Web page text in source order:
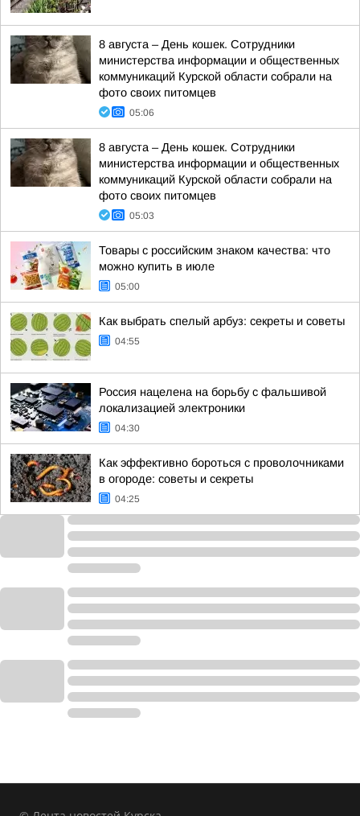
8 августа – День кошек. Сотрудники
министерства информации и общественных
коммуникаций Курской области собрали на
фото своих питомцев
05:06
8 августа – День кошек. Сотрудники
министерства информации и общественных
коммуникаций Курской области собрали на
фото своих питомцев
05:03
Товары с российским знаком качества: что
можно купить в июле
05:00
Как выбрать спелый арбуз: секреты и советы
04:55
Россия нацелена на борьбу с фальшивой
локализацией электроники
04:30
Как эффективно бороться с проволочниками
в огороде: советы и секреты
04:25